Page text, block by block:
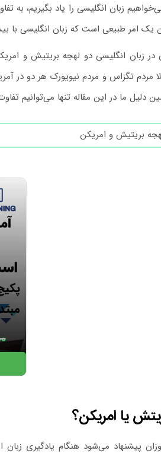
زبان انگلیسی را یاد بگیریم، به
است که زبان انگلیسی با بیش از ۳۳۰ میلیون سخنور زبان مادری چندین لهجه
در زبان انگلیسی دو لهجه بریتیش و
مردم تگزاس و مردم نیویورک هر دو در
دلیل ما در این مقاله تنها می‌توانیم
یا امریکن؟
پیشنهاد می‌شود هنگام یادگیری